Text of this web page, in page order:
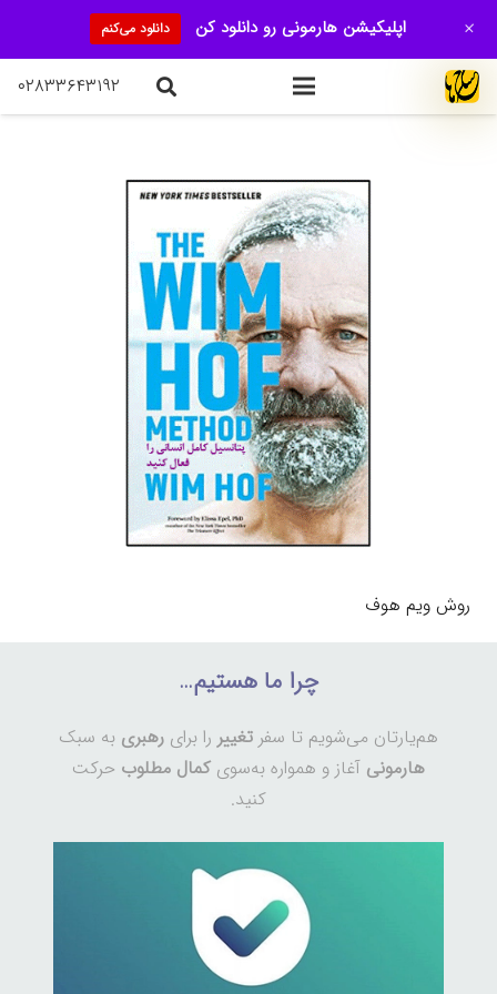
۰۲۸۳۳۶۴۳۱۹۲
روش ویم هوف
چرا ما هستیم…
هم‌یارتان می‌شویم تا سفر تغییر را برای رهبری به سبک
هارمونی آغاز و همواره به‌سوی کمال مطلوب حرکت
کنید.
اپلیکیشن هارمونی رو دانلود کن دانلود می‌کنم +